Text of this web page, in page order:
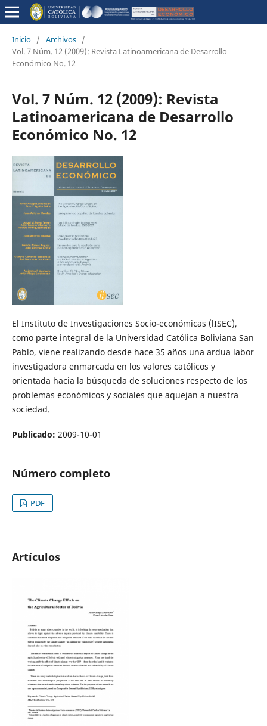
Inicio / Archivos /
Vol. 7 Núm. 12 (2009): Revista Latinoamericana de Desarrollo
Económico No. 12
Vol. 7 Núm. 12 (2009): Revista
Latinoamericana de Desarrollo
Económico No. 12
El Instituto de Investigaciones Socio-económicas (lISEC),
como parte integral de la Universidad Católica Boliviana San
Pablo, viene realizando desde hace 35 años una ardua labor
investigadora enmarcada en los valores católicos y
orientada hacia la búsqueda de soluciones respecto de los
problemas económicos y sociales que aquejan a nuestra
sociedad.
Publicado: 2009-10-01
Número completo
PDF
Artículos